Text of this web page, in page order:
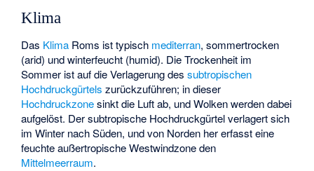
Klima
Das Klima Roms ist typisch mediterran, sommertrocken
(arid) und winterfeucht (humid). Die Trockenheit im
Sommer ist auf die Verlagerung dessubtropischen
Hochdruckgürtels zurückzuführen; in dieser
Hochdruckzonesinkt die Luft ab, und Wolken werden dabei
aufgelöst. Der subtropische Hochdruckgürtel verlagert sich
im Winter nach Süden, und von Norden her erfasst eine
feuchte außertropische Westwindzone den
Mittelmeerraum.